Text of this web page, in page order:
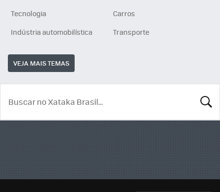
Tecnologia
Carros
Indústria automobilística
Transporte
VEJA MAIS TEMAS